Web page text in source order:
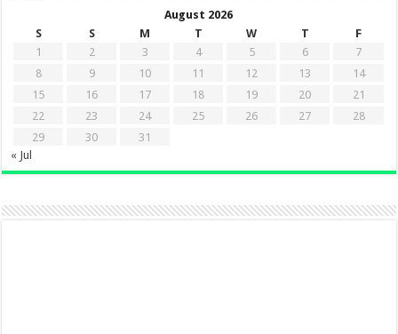
August 2026
S
S M T W T
F
1
2 3 4 5 6
7
8
9 10 11 12 13
14
15
16 17 18 19 20
21
22
23 24 25 26 27
28
29
30
31
« Jul